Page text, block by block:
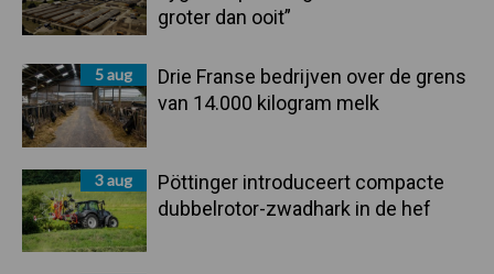
groter dan ooit”
5 aug
Drie Franse bedrijven over de grens
van 14.000 kilogram melk
3 aug
Pöttinger introduceert compacte
dubbelrotor-zwadhark in de hef